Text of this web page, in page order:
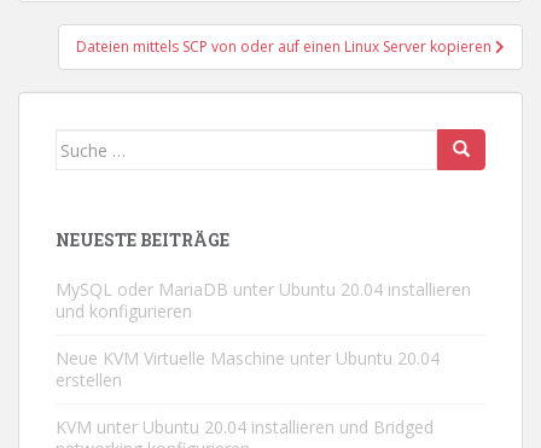
Dateien mittels SCP von oder auf einen Linux Server kopieren
Suche
NEUESTE BEITRÄGE
MySQL oder MariaDB unter Ubuntu 20.04 installieren
und konfigurieren
Neue KVM Virtuelle Maschine unter Ubuntu 20.04
erstellen
KVM unter Ubuntu 20.04 installieren und Bridged